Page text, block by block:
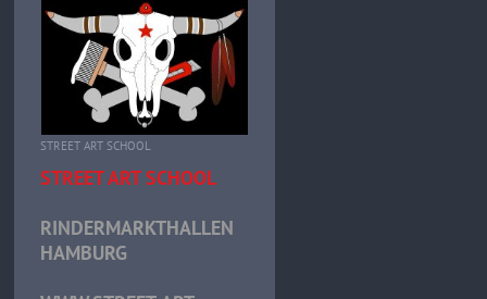
STREET ART SCHOOL
STREET ART SCHOOL
RINDERMARKTHALLEN
HAMBURG